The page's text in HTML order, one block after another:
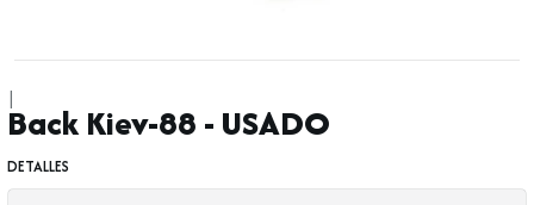
|
Back Kiev-88 - USADO
DETALLES